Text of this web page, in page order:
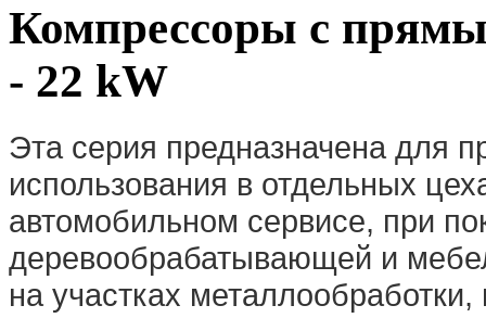
Компрессоры с
- 22 kW
Эта серия предназначена для
использования в отдельных
автомобильном сервисе, при
деревообрабатывающей и
на участках